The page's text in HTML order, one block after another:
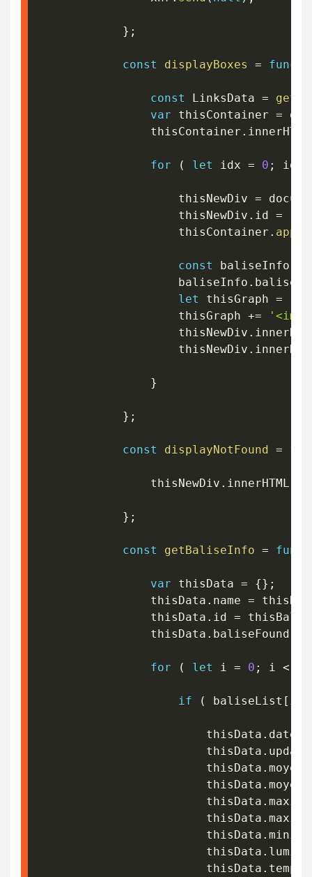
} ;
const displayBoxes =
const LinksData =
var thisContainer =
				thisContainer
.
for ( let idx = 0 ; idx
					thisNewDiv
=
					thisNewDiv
. id =
					thisContainer
.
const baliseInfo
					baliseInfo
.
let
thisGraph =
					thisGraph
+=
'<img
					thisNewDiv
.
					thisNewDiv
.
}
} ;
const displayNotFound =
				thisNewDiv
. innerHTML
} ;
const getBaliseInfo =
var thisData = {} ;
				thisData
. name =
				thisData
. id =
				thisData
. baliseFound
for ( let i = 0 ; i <
if ( baliseList [ i
						thisData
. date
						thisData
.
						thisData
.
						thisData
.
						thisData
.
						thisData
.
						thisData
.
						thisData
.
						thisData
.